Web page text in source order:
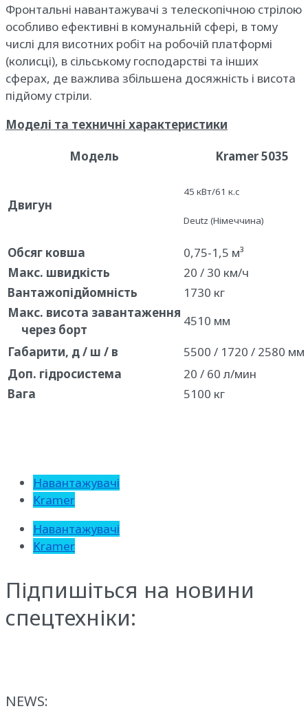
Фронтальні навантажувачі з телескопічною стрілою
особливо ефективні в комунальній сфері, в тому
числі для висотних робіт на робочій платформі
(колисці), в сільському господарстві та інших
сферах, де важлива збільшена досяжність і висота
підйому стріли.
Моделі та техничні характеристики
Модель
Kramer 5035
Двигун
45 кВт/61 к.с
Deutz (Німеччина)
Обсяг ковша
0,75-1,5 м³
Макс. швидкість
20 / 30 км/ч
Вантажопідйомність
1730 кг
Макс. висота завантаження
через борт
4510 мм
Габарити, д / ш / в
5500 / 1720 / 2580 мм
Доп. гідросистема
20 / 60 л/мин
Вага
5100 кг
Навантажувачі
Kramer
Навантажувачі
Kramer
Підпишіться на новини
спецтехніки:
NEWS: